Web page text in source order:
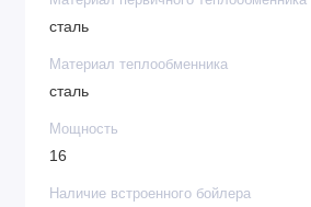
сталь
Материал теплообменника
сталь
Мощность
16
Наличие встроенного бойлера